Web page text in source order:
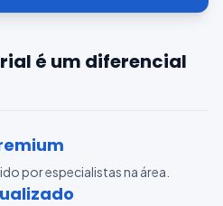
é um diferencial
por especialistas na área.